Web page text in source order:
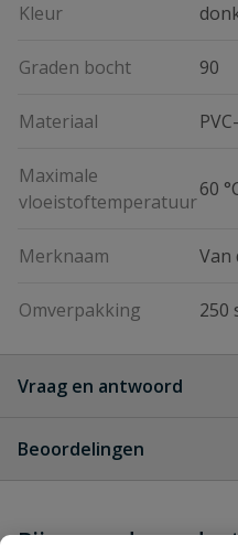
Kleur
Graden bocht 90
Materiaal
Maximale
vloeistoftemperatuur
60
Merknaam Van
Omverpakking 250
Vraag en antwoord
Beoordelingen
Bijpassende